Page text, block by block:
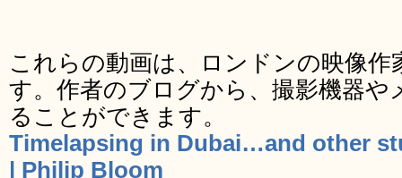
これらの動画は、ロンドンの映像作
す。作者のブログから、撮影機器や
ることができます。
Timelapsing in Dubai…and other
| Philip Bloom